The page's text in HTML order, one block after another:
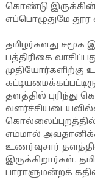
கொண்டு
எப்பொழுதுமே தூர
தமிழர்களது சமூக
பத்திரிகை
முதியோர்களிற்கு
தளத்தில்
கொல்லைப்புறத்தில்
எம்மால் அவதானிக்க
உணர்வுசார்
இருக்கிறார்கள்.
பாராளுமன்றக்